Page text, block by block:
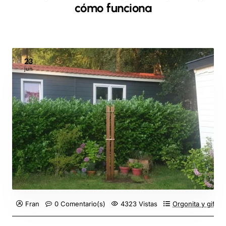
cómo funciona
23
jun
Fran 0 Comentario(s) 4323 Vistas Orgonita y gifting